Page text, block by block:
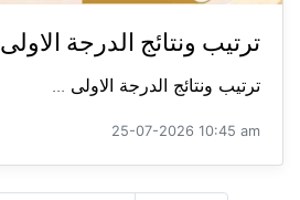
ترتيب ونتائج الدرجة الاولى
ترتيب ونتائج الدرجة الاولى ...
25-07-2026 10:45 am